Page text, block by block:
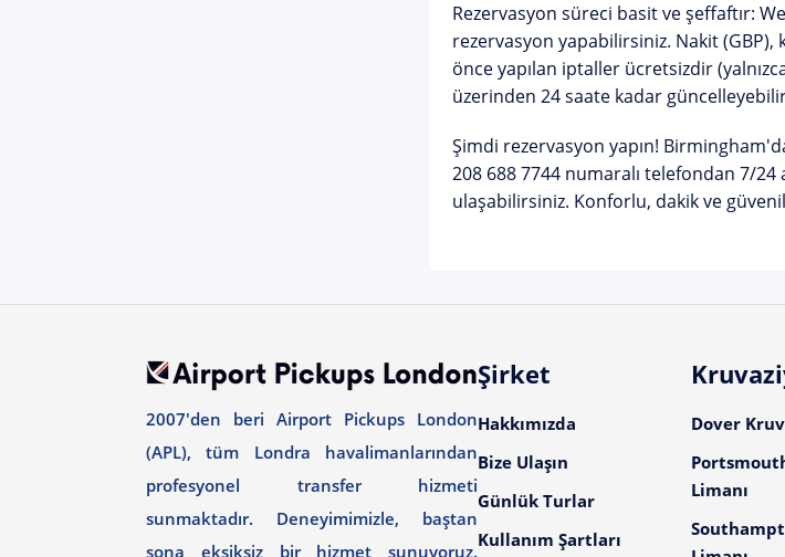
Rezervasyon süreci basit ve şeffaftır:
rezervasyon yapabilirsiniz. Nakit (GBP),
önce yapılan iptaller ücretsizdir
üzerinden 24 saate kadar
Şimdi rezervasyon yapın!
208 688 7744numaralı telefondan 7/24
ulaşabilirsiniz. Konforlu, dakik ve
2007'den beri Airport Pickups London
(APL), tüm Londra havalimanlarından
profesyonel transfer hizmeti
sunmaktadır. Deneyimimizle, baştan
sona eksiksiz bir hizmet sunuyoruz.
Şirket
Hakkımızda
Bize Ulaşın
Günlük Turlar
Kullanım Şartları
Dover
Limanı